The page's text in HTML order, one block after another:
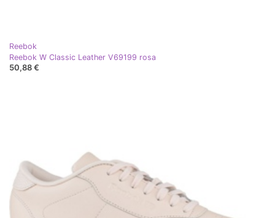
Reebok
Reebok W Classic Leather V69199 rosa
50,88 €